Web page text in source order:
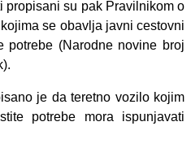
propisani su pak Pravilnikom o
se obavlja javni cestovni
potrebe (Narodne novine broj
je da teretno vozilo kojim
potrebe mora ispunjavati